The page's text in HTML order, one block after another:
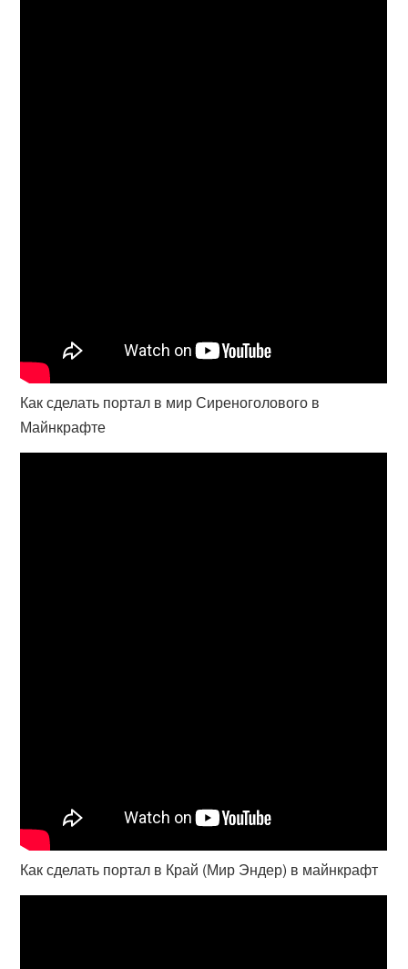
Как сделать портал в мир Сиреноголового в
Майнкрафте
Как сделать портал в Край (Мир Эндер) в майнкрафт